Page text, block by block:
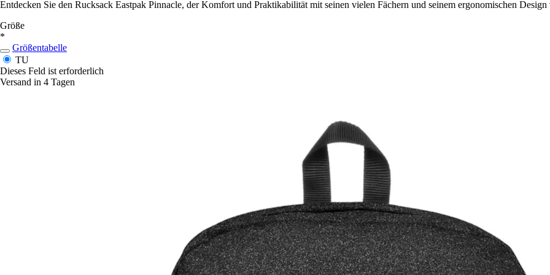
Entdecken Sie den Rucksack Eastpak Pinnacle, der Komfort und Praktikabilität mit seinen vielen Fächern und seinem ergonomischen Design
Größe
*
Größentabelle
TU
Dieses Feld ist erforderlich
Versand in 4 Tagen